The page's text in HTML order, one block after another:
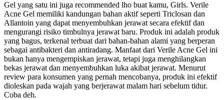
Gel yang satu ini juga recommended lho buat kamu, Girls. Verile
Acne Gel memiliki kandungan bahan aktif seperti Triclosan dan
Allantoin yang dapat menyembuhkan jerawat secara efektif dan
mengurangi risiko timbulnya jerawat baru. Produk ini adalah produk
yang bagus, terkenal terbuat dari bahan-bahan alami yang berperan
sebagai antibakteri dan antiradang. Manfaat dari Verile Acne Gel ini
bukan hanya mengempiskan jerawat, tetapi juga menghilangkan
bekas jerawat dan menyembuhkan luka akibat jerawat. Menurut
review para konsumen yang pernah mencobanya, produk ini efektif
dioleskan pada wajah yang berjerawat malam hari sebelum tidur.
Coba deh.